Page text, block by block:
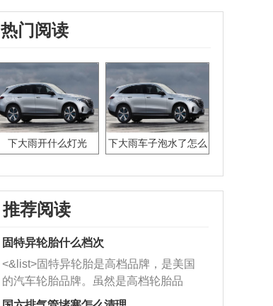
热门阅读
下大雨开什么灯光
下大雨车子泡水了怎么
推荐阅读
固特异轮胎什么档次
<&list>固特异轮胎是高档品牌，是美国
的汽车轮胎品牌。虽然是高档轮胎品
牌，但是中高低端的轮胎都有生产，这